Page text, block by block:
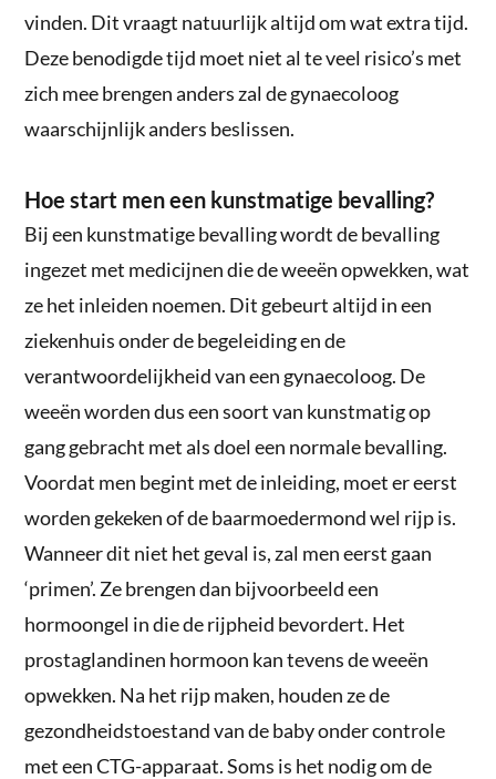
vinden. Dit vraagt natuurlijk altijd om wat extra tijd.
Deze benodigde tijd moet niet al te veel risico’s met
zich mee brengen anders zal de gynaecoloog
waarschijnlijk anders beslissen.
Hoe start men een kunstmatige bevalling?
Bij een kunstmatige bevalling wordt de bevalling
ingezet met medicijnen die de weeën opwekken, wat
ze het inleiden noemen. Dit gebeurt altijd in een
ziekenhuis onder de begeleiding en de
verantwoordelijkheid van een gynaecoloog. De
weeën worden dus een soort van kunstmatig op
gang gebracht met als doel een normale bevalling.
Voordat men begint met de inleiding, moet er eerst
worden gekeken of de baarmoedermond wel rijp is.
Wanneer dit niet het geval is, zal men eerst gaan
‘primen’. Ze brengen dan bijvoorbeeld een
hormoongel in die de rijpheid bevordert. Het
prostaglandinen hormoon kan tevens de weeën
opwekken. Na het rijp maken, houden ze de
gezondheidstoestand van de baby onder controle
met een CTG-apparaat. Soms is het nodig om de